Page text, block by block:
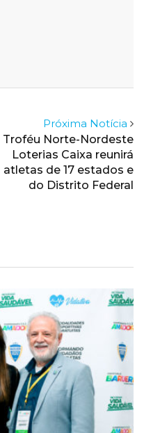
Próxima Notícia
Troféu Norte-Nordeste
Loterias Caixa reunirá
atletas de 17 estados e
do Distrito Federal